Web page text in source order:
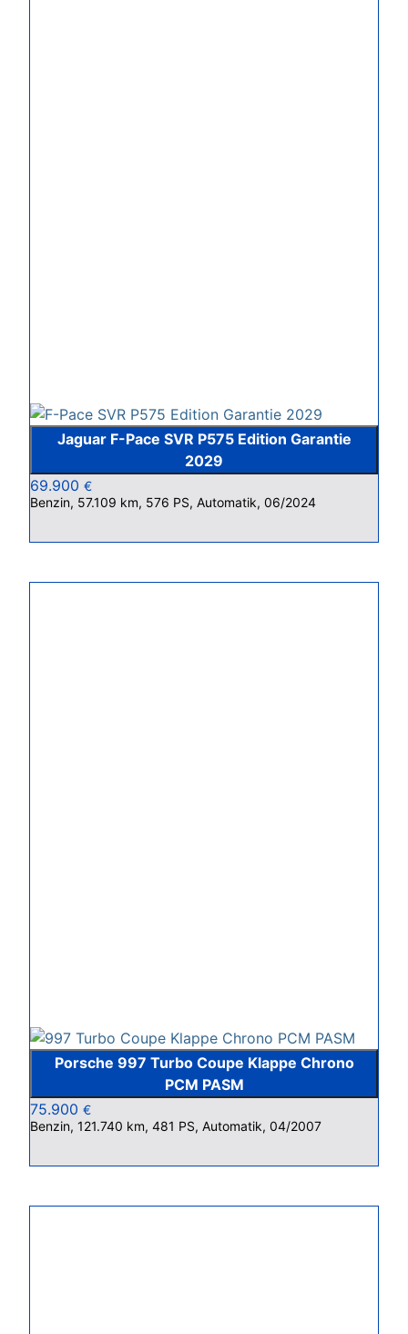
Jaguar F-Pace SVR P575 Edition Garantie
2029
69.900 €
Benzin, 57.109 km, 576 PS, Automatik, 06/2024
Porsche 997 Turbo Coupe Klappe Chrono
PCM PASM
75.900 €
Benzin, 121.740 km, 481 PS, Automatik, 04/2007